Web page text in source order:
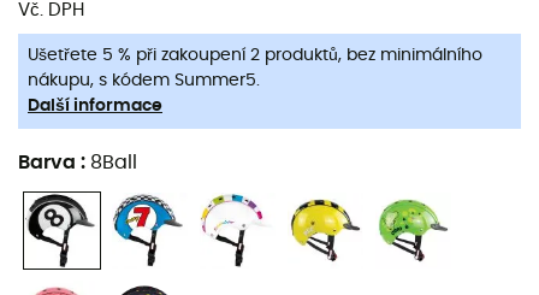
Vč. DPH
Ušetřete 5 % při zakoupení 2 produktů, bez minimálního
nákupu, s kódem Summer5.
Další informace
Barva : 8Ball
Mini 2je helma na kolopro dětinavržená značkou
Casco, ideální pro doprovod vašich